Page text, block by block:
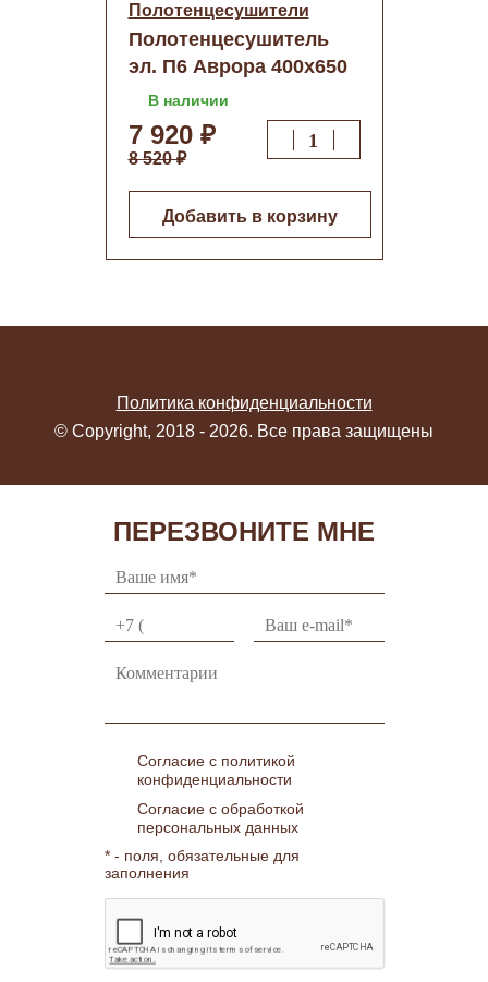
Полотенцесушители
Полотенцесушитель
эл. П6 Аврора 400х650
(quick touch)
В наличии
7 920 ₽
8 520 ₽
Добавить в корзину
Политика конфиденциальности
© Copyright, 2018 - 2026. Все права защищены
ПЕРЕЗВОНИТЕ МНЕ
Согласие с политикой
конфиденциальности
Согласие с обработкой
персональных данных
* - поля, обязательные для
заполнения